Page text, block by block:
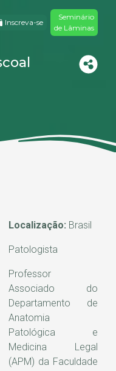
Inscreva-se
Seminário
de Lâminas
Localização: Brasil
Patologista
Professor
Associado do
Departamento de
Anatomia
Patológica e
Medicina Legal
(APM) da Faculdade